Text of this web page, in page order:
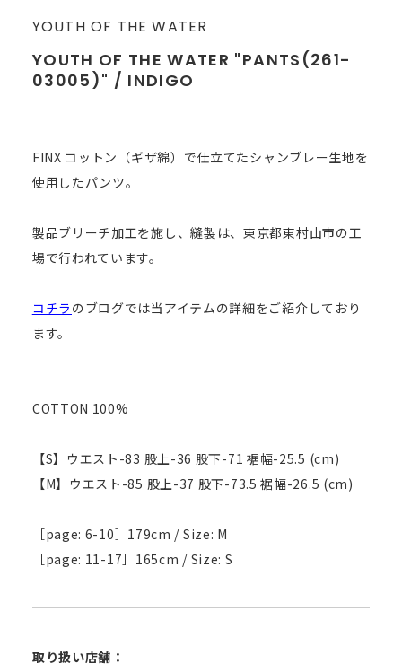
YOUTH OF THE WATER
YOUTH OF THE WATER "PANTS(261-
03005)" / INDIGO
FINX コットン（ギザ綿）で仕立てたシャンブレー生地を
使用したパンツ。
製品ブリーチ加工を施し、縫製は、東京都東村山市の工
場で行われています。
コチラ のブログでは当アイテムの詳細をご紹介しており
ます。
COTTON 100%
【S】ウエスト-83 股上-36 股下-71 裾幅-25.5 (cm)
【M】ウエスト-85 股上-37 股下-73.5 裾幅-26.5 (cm)
［page: 6-10］179cm / Size: M
［page: 11-17］165cm / Size: S
取り扱い店舗：